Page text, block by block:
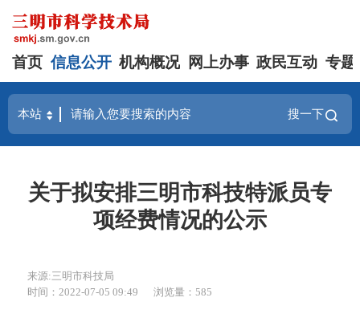
首页 信息公开 机构概况 网上办事 政民互动 专题
搜一下
关于拟安排三明市科技特派员专
项经费情况的公示
来源:三明市科技局
时间：2022-07-05 09:49
浏览量：585